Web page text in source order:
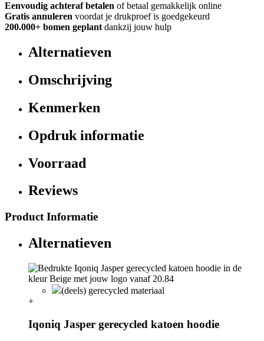
Eenvoudig achteraf betalen of betaal gemakkelijk online
Gratis annuleren voordat je drukproef is goedgekeurd
200.000+ bomen geplant dankzij jouw hulp
Alternatieven
Omschrijving
Kenmerken
Opdruk informatie
Voorraad
Reviews
Product Informatie
Alternatieven
(deels) gerecycled materiaal
+
Iqoniq Jasper gerecycled katoen hoodie